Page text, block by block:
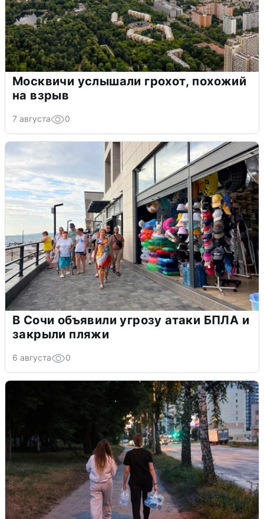
Москвичи услышали грохот, похожий
на взрыв
7 августа 0
В Сочи объявили угрозу атаки БПЛА и
закрыли пляжи
6 августа 0